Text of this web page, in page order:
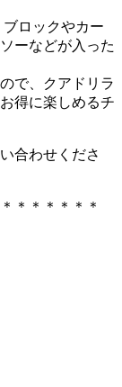
ブロックやカー
ーなどが入った
で、クアドリラ
得に楽しめるチ
合わせくださ
＊＊＊＊＊＊